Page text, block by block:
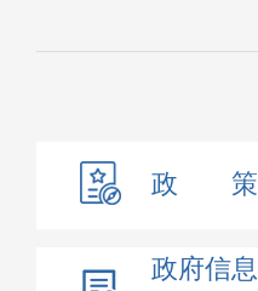
政 策
政府信息